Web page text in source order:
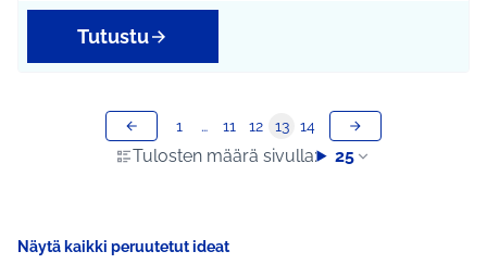
Tutustu
Tulosten määrä sivulla: 25
1 … 11 12 13 14
Näytä kaikki peruutetut ideat